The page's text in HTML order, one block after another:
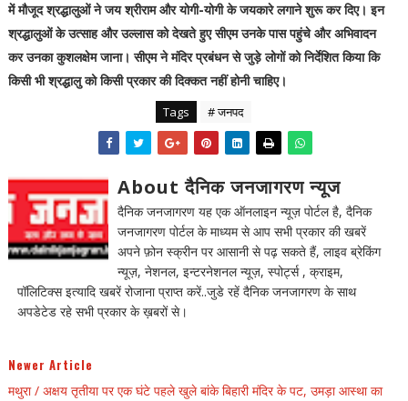
में मौजूद श्रद्धालुओं ने जय श्रीराम और योगी-योगी के जयकारे लगाने शुरू कर दिए। इन
श्रद्धालुओं के उत्साह और उल्लास को देखते हुए सीएम उनके पास पहुंचे और अभिवादन
कर उनका कुशलक्षेम जाना। सीएम ने मंदिर प्रबंधन से जुड़े लोगों को निर्देशित किया कि
किसी भी श्रद्धालु को किसी प्रकार की दिक्कत नहीं होनी चाहिए।
Tags # जनपद
About दैनिक जनजागरण न्यूज
दैनिक जनजागरण यह एक ऑनलाइन न्यूज़ पोर्टल है, दैनिक
जनजागरण पोर्टल के माध्यम से आप सभी प्रकार की खबरें
अपने फ़ोन स्क्रीन पर आसानी से पढ़ सकते हैं, लाइव ब्रेकिंग
न्यूज़, नेशनल, इन्टरनेशनल न्यूज़, स्पोर्ट्स , क्राइम,
पॉलिटिक्स इत्यादि खबरें रोजाना प्राप्त करें..जुडे रहें दैनिक जनजागरण के साथ
अपडेटेड रहे सभी प्रकार के ख़बरों से।
Newer Article
मथुरा / अक्षय तृतीया पर एक घंटे पहले खुले बांके बिहारी मंदिर के पट, उमड़ा आस्था का